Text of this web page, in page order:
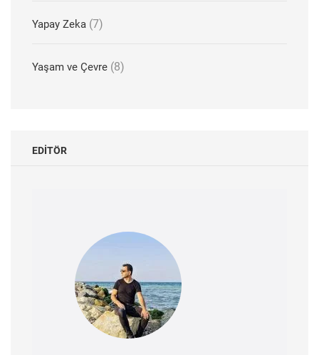
Yapay Zeka (7)
Yaşam ve Çevre (8)
EDITÖR